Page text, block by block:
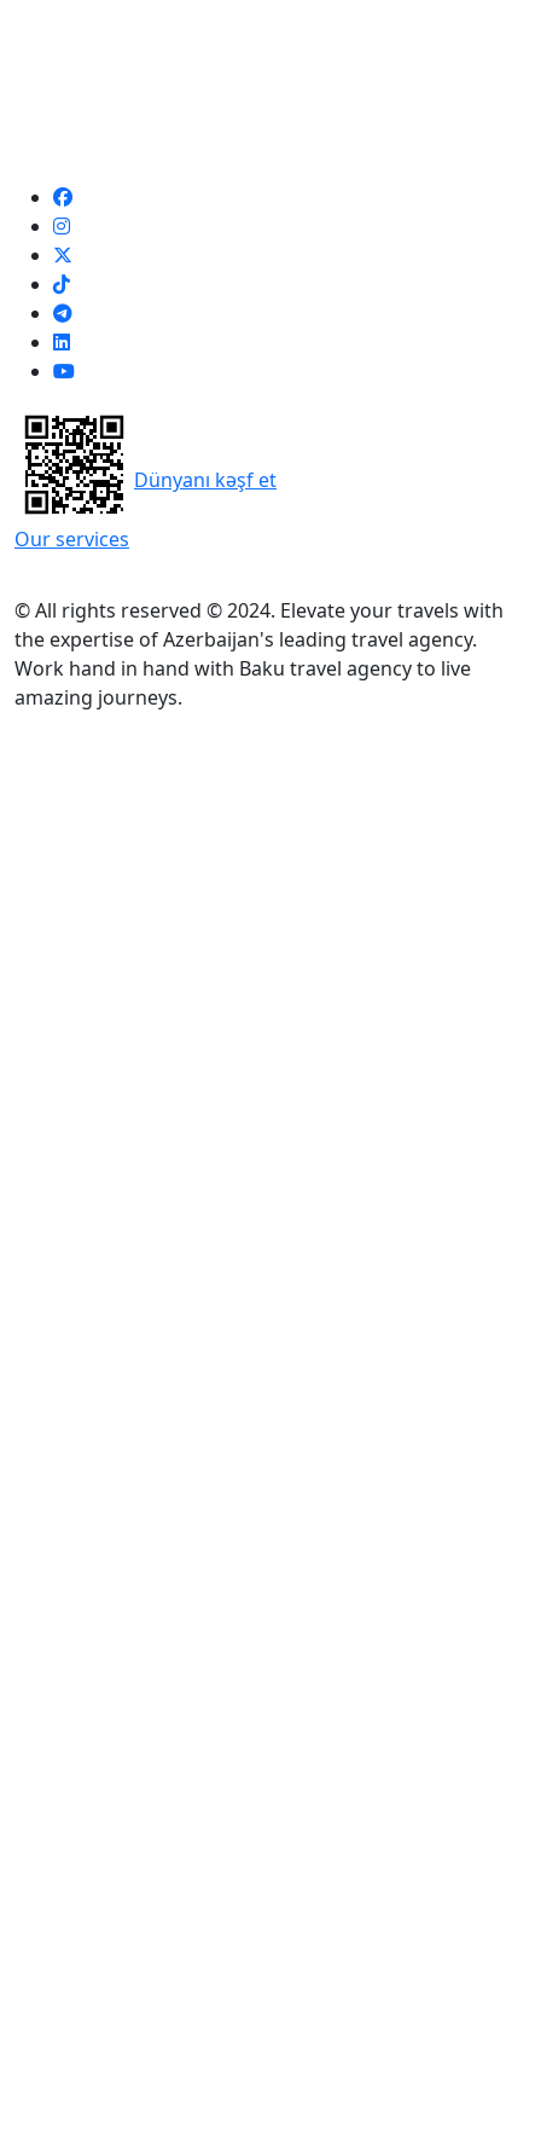
Our services
Dünyanı kəşf et
© All rights reserved © 2024. Elevate your travels with
the expertise of Azerbaijan's leading travel agency.
Work hand in hand with Baku travel agency to live
amazing journeys.